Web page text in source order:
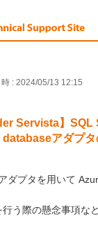
: 2024/05/13 12:15
Servista】SQL
アダプタ
ダプタを用いて
う際の懸念事項な